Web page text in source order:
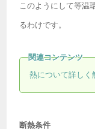
このようにして等温
るわけです。
熱について詳しく
断熱条件